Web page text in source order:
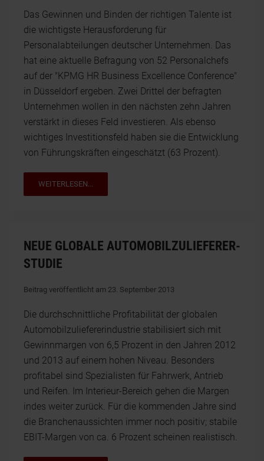
Das Gewinnen und Binden der richtigen Talente ist
die wichtigste Herausforderung für
Personalabteilungen deutscher Unternehmen. Das
hat eine aktuelle Befragung von 52 Personalchefs
auf der "KPMG HR Business Excellence Conference"
in Düsseldorf ergeben. Zwei Drittel der befragten
Unternehmen wollen in den nächsten zehn Jahren
verstärkt in dieses Feld investieren. Als ebenso
wichtiges Investitionsfeld haben sie die Entwicklung
von Führungskräften eingeschätzt (63 Prozent).
WEITERLESEN...
NEUE GLOBALE AUTOMOBILZULIEFERER-
STUDIE
Beitrag veröffentlicht am 23. September 2013
Die durchschnittliche Profitabilität der globalen
Automobilzuliefererindustrie stabilisiert sich mit
Gewinnmargen von 6,5 Prozent in den Jahren 2012
und 2013 auf einem hohen Niveau. Besonders
profitabel sind Spezialisten für Fahrwerk, Antrieb
und Reifen. Im Interieur-Bereich gehen die Margen
indes weiter zurück. Für die kommenden Jahre sind
die Branchenaussichten immer noch positiv; stabile
EBIT-Margen von ca. 6 Prozent scheinen realistisch.